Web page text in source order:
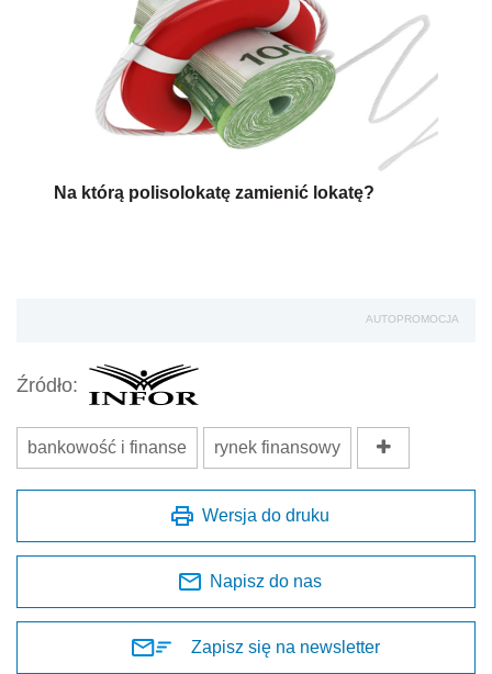
Na którą polisolokatę zamienić lokatę?
AUTOPROMOCJA
Źródło:
bankowość i finanse rynek finansowy
Wersja do druku
Napisz do nas
Zapisz się na newsletter